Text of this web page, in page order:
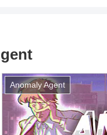
Anomaly Agent